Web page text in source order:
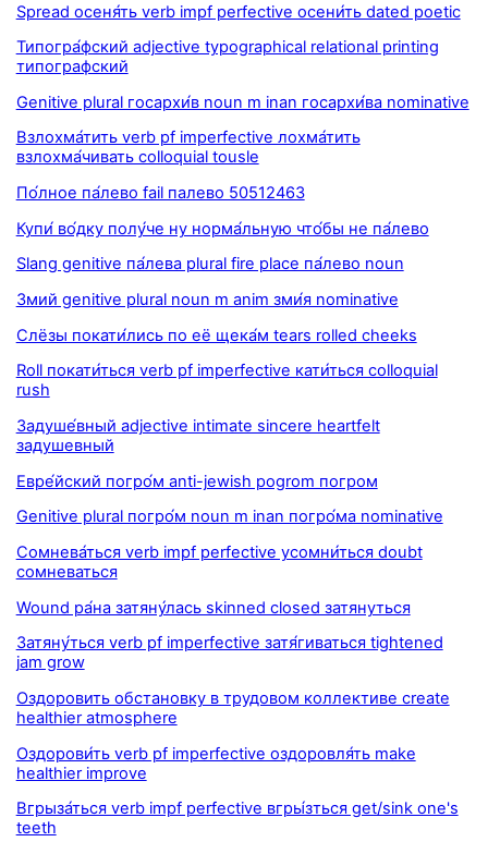
Spread осеня́ть verb impf perfective осени́ть dated poetic
Типогра́фский adjective typographical relational printing
типографский
Genitive plural госархи́в noun m inan госархи́ва nominative
Взлохма́тить verb pf imperfective лохма́тить
взлохма́чивать colloquial tousle
По́лное па́лево fail палево 50512463
Купи́ во́дку полу́че ну норма́льную что́бы не па́лево
Slang genitive па́лева plural fire place па́лево noun
Змий genitive plural noun m anim зми́я nominative
Слёзы покати́лись по её щека́м tears rolled cheeks
Roll покати́ться verb pf imperfective кати́ться colloquial
rush
Задуше́вный adjective intimate sincere heartfelt
задушевный
Евре́йский погро́м anti-jewish pogrom погром
Genitive plural погро́м noun m inan погро́ма nominative
Сомнева́ться verb impf perfective усомни́ться doubt
сомневаться
Wound ра́на затяну́лась skinned closed затянуться
Затяну́ться verb pf imperfective затя́гиваться tightened
jam grow
Оздоровить обстановку в трудовом коллективе create
healthier atmosphere
Оздорови́ть verb pf imperfective оздоровля́ть make
healthier improve
Вгрыза́ться verb impf perfective вгры́зться get/sink one's
teeth